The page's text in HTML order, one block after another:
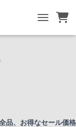
TOGGLE
クス直売
品、お得なセール価格